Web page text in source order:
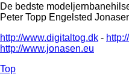
De bedste
Peter Topp Engelsted
http://www.digitaltog.dk -
http://www.jonasen.eu
Top